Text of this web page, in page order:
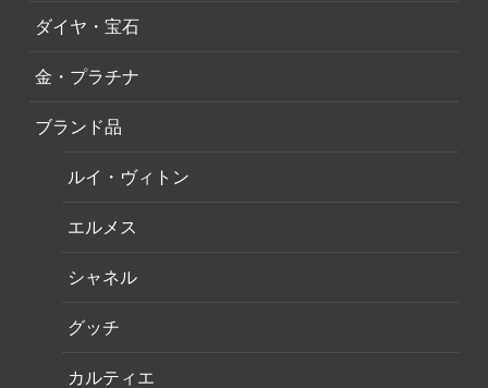
ダイヤ・宝石
金・プラチナ
ブランド品
ルイ・ヴィトン
エルメス
シャネル
グッチ
カルティエ